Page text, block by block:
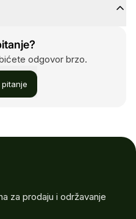
odgovor brzo.
pitanje
za prodaju i održavanje